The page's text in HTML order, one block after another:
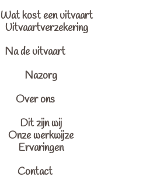
Wat kost een uitvaart
Uitvaartverzekering
Na de uitvaart
Nazorg
Over ons
Dit zijn wij
Onze werkwijze
Ervaringen
Contact